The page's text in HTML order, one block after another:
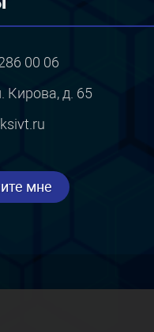
00 06
Кирова, д. 65
мне